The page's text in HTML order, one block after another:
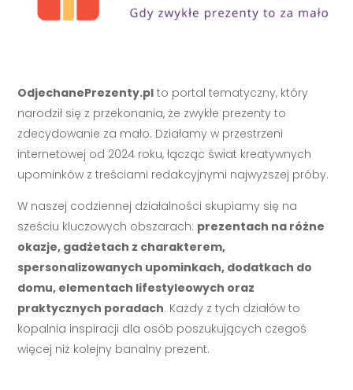
OdjechanePrezenty.pl to portal tematyczny, który
narodził się z przekonania, że zwykłe prezenty to
zdecydowanie za mało. Działamy w przestrzeni
internetowej od 2024 roku, łącząc świat kreatywnych
upominków z treściami redakcyjnymi najwyższej próby.
W naszej codziennej działalności skupiamy się na
sześciu kluczowych obszarach: prezentach na różne
okazje, gadżetach z charakterem,
spersonalizowanych upominkach, dodatkach do
domu, elementach lifestyleowych oraz
praktycznych poradach. Każdy z tych działów to
kopalnia inspiracji dla osób poszukujących czegoś
więcej niż kolejny banalny prezent.